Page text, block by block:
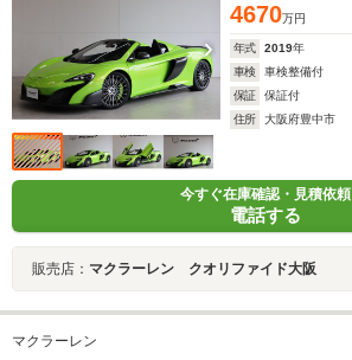
4670万円
年式 2019年
車検
車検整備付
保証
保証付
住所
大阪府豊中市
今すぐ在庫確認・見積依頼
電話する
販売店： マクラーレン クオリファイド大阪
マクラーレン